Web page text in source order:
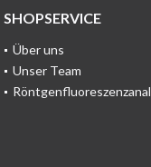
SHOPSERVICE
Über uns
Unser Team